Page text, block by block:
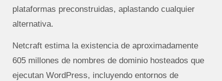
plataformas preconstruidas, aplastando cualquier
alternativa.
Netcraft estima la existencia de aproximadamente
605 millones de nombres de dominio hosteados que
ejecutan WordPress, incluyendo entornos de